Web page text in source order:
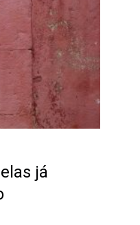
já